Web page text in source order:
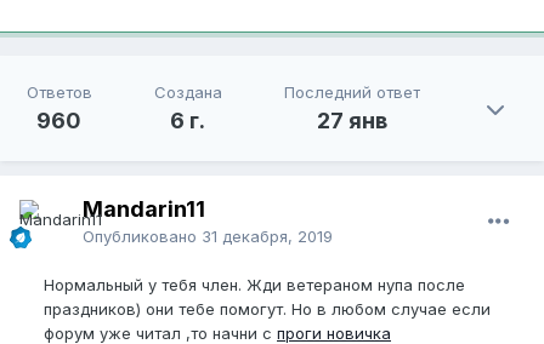
Ответов
960
Создана
6 г.
Последний ответ
27 янв
Mandarin11
Опубликовано 31 декабря, 2019
Нормальный у тебя член. Жди ветераном нупа после
праздников) они тебе помогут. Но в любом случае если
форум уже читал ,то начни с проги новичка